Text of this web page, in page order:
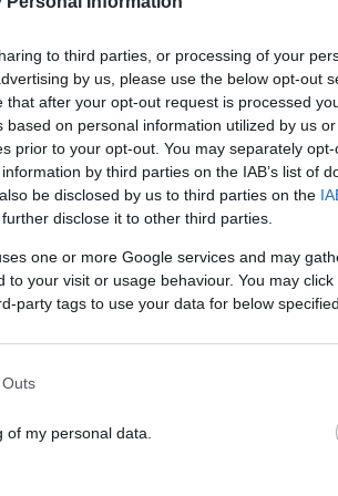
to third parties, or processing of your
by us, please use the below opt-out
after your opt-out request is processed
on personal information utilized by us
prior to your opt-out. You may separately
by third parties on the IAB’s list of
be disclosed by us to third parties on the
disclose it to other third parties.
one or more Google services and may
to your visit or usage behaviour. You may
party tags to use your data for below
my personal data.
🥚
who would kick off in
pic.twitter.com/sjgWSWBB4p
5, 2026
τηςGoogle